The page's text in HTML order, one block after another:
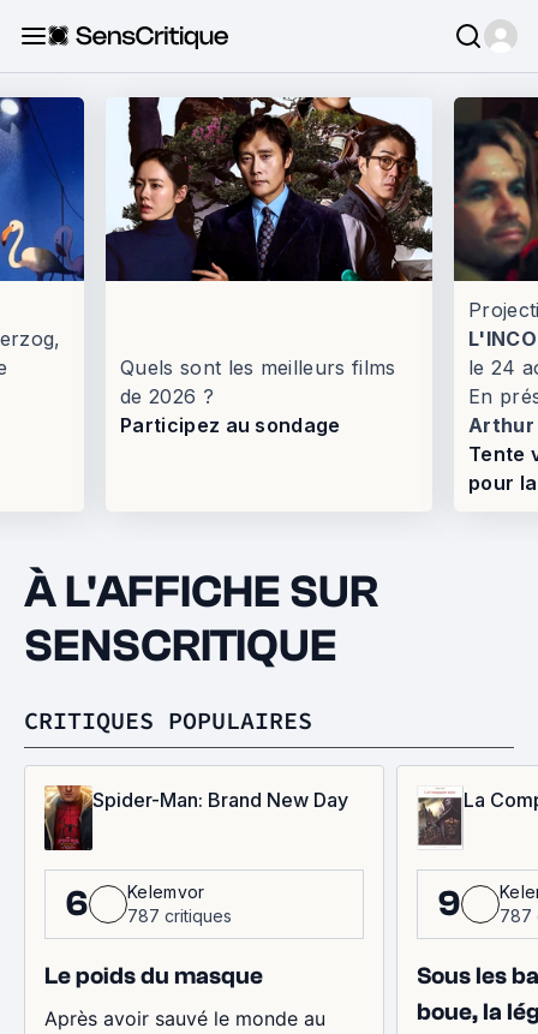
Quels sont les meilleurs films
de 2026 ?
Participez au sondage
le 24
En
Arthur
Tente
pour
À L'AFFICHE SUR
SENSCRITIQUE
CRITIQUES POPULAIRES
Spider-Man: Brand New Day
6
Kelemvor
787 critiques
Le poids du masque
Après avoir sauvé le monde au
La
9
787
Sous les
boue, la